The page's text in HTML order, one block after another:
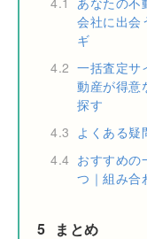
会社に出会
ギ
4.2 一括査定サ
動産が得意
探す
4.3 よくある疑
4.4 おすすめの
つ｜組み合
5 まとめ